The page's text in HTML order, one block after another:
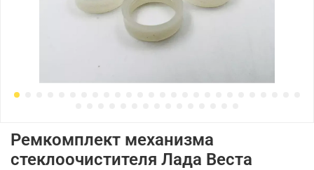
Ремкомплект механизма
стеклоочистителя Лада Веста